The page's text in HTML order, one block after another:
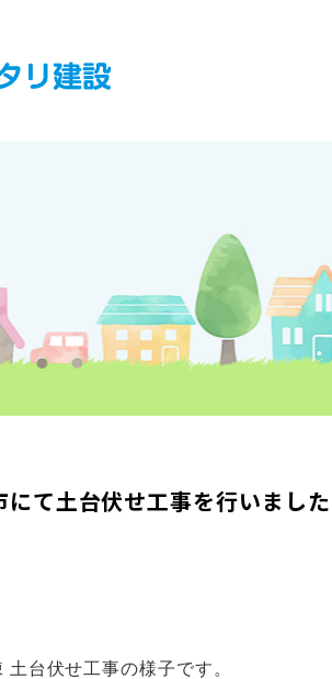
て土台伏せ工事を行いました
台伏せ工事の様子です。